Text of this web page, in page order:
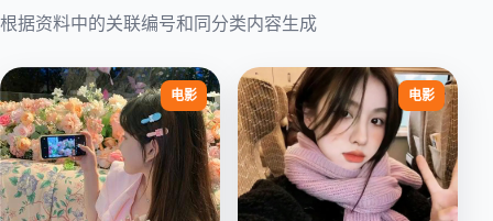
根据资料中的关联编号和同分类内容生成
电影 电影